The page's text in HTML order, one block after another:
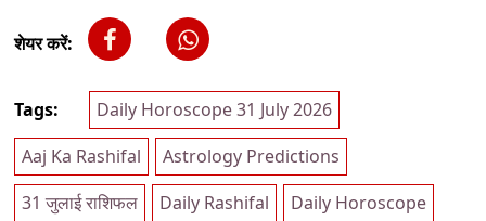
शेयर करें:
Tags:
Daily Horoscope 31 July 2026
Aaj Ka Rashifal
Astrology Predictions
31 जुलाई राशिफल
Daily Rashifal
Daily Horoscope